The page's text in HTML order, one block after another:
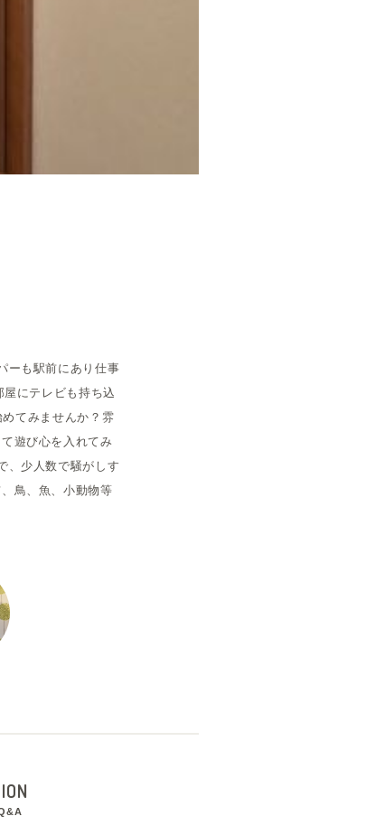
ーも駅前にあり仕事
にテレビも持ち込
てみませんか？雰
遊び心を入れてみ
、少人数で騒がしす
鳥、魚、小動物等